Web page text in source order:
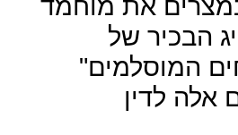
את מוחמד
הבכיר של
המוסלמים"
אלה לדין